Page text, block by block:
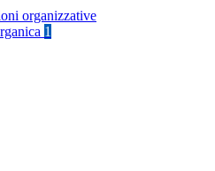
organizzative
1